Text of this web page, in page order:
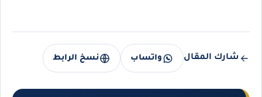
شارك المقال واتساب نسخ الرابط